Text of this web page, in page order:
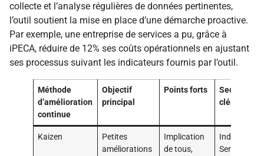
collecte et l’analyse régulières de données pertinentes,
l’outil soutient la mise en place d’une démarche proactive.
Par exemple, une entreprise de services a pu, grâce à
iPECA, réduire de 12% ses coûts opérationnels en ajustant
ses processus suivant les indicateurs fournis par l’outil.
Méthode
d’amélioration
continue
Objectif
principal
Points forts
Secteurs
clés
Kaizen
Petites
améliorations
Implication
de tous,
Industrie,
Services